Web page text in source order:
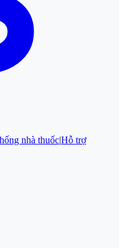
nhà thuốc|Hỗ trợ